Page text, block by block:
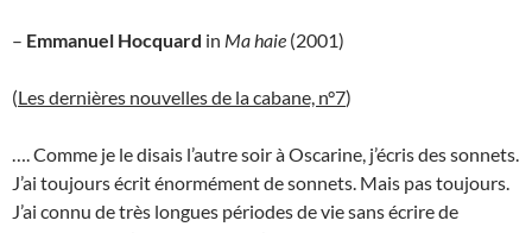
– Emmanuel Hocquard in Ma haie (2001)
(Les dernières nouvelles de la cabane, n°7)
…. Comme je le disais l’autre soir à Oscarine, j’écris des sonnets.
J’ai toujours écrit énormément de sonnets. Mais pas toujours.
J’ai connu de très longues périodes de vie sans écrire de